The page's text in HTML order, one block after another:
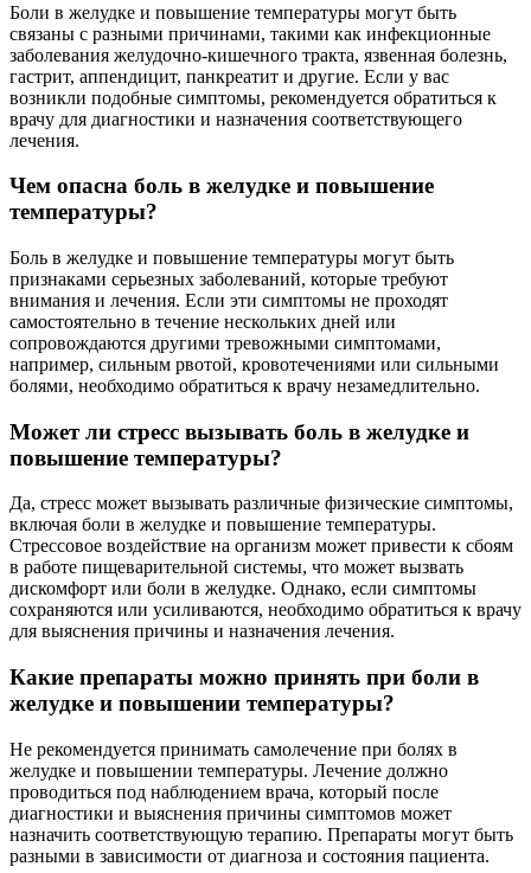
Боли в желудке и повышение температуры могут быть
связаны с разными причинами, такими как инфекционные
заболевания желудочно-кишечного тракта, язвенная болезнь,
гастрит, аппендицит, панкреатит и другие. Если у вас
возникли подобные симптомы, рекомендуется обратиться к
врачу для диагностики и назначения соответствующего
лечения.
Чем опасна боль в желудке и повышение
температуры?
Боль в желудке и повышение температуры могут быть
признаками серьезных заболеваний, которые требуют
внимания и лечения. Если эти симптомы не проходят
самостоятельно в течение нескольких дней или
сопровождаются другими тревожными симптомами,
например, сильным рвотой, кровотечениями или сильными
болями, необходимо обратиться к врачу незамедлительно.
Может ли стресс вызывать боль в желудке и
повышение температуры?
Да, стресс может вызывать различные физические симптомы,
включая боли в желудке и повышение температуры.
Стрессовое воздействие на организм может привести к сбоям
в работе пищеварительной системы, что может вызвать
дискомфорт или боли в желудке. Однако, если симптомы
сохраняются или усиливаются, необходимо обратиться к врачу
для выяснения причины и назначения лечения.
Какие препараты можно принять при боли в
желудке и повышении температуры?
Не рекомендуется принимать самолечение при болях в
желудке и повышении температуры. Лечение должно
проводиться под наблюдением врача, который после
диагностики и выяснения причины симптомов может
назначить соответствующую терапию. Препараты могут быть
разными в зависимости от диагноза и состояния пациента.